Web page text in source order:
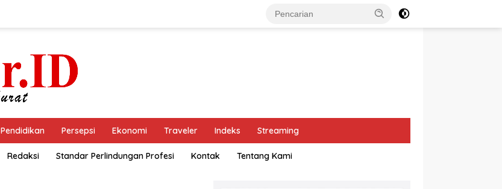
Pendidikan Persepsi Ekonomi Traveler Indeks Streaming
Redaksi Standar Perlindungan Profesi Kontak Tentang Kami